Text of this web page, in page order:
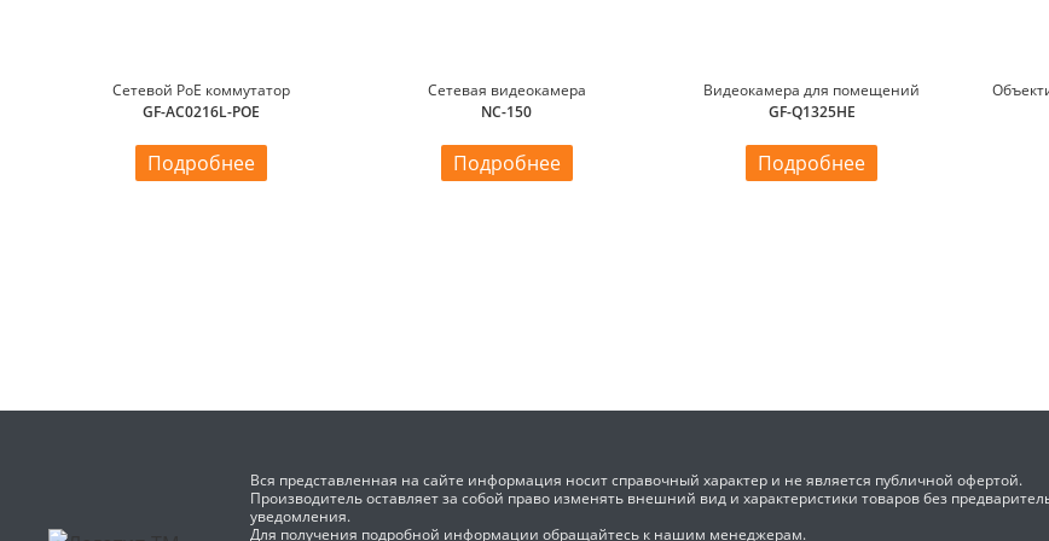
Сетевой PoE коммутатор
GF-AC0216L-POE
Подробнее
Сетевая видеокамера
NC-150
Подробнее
Видеокамера для помещений
GF-Q1325HE
Подробнее
Вся представленная на сайте информация носит справочный характер и не является публичной офертой.
Производитель оставляет за собой право изменять внешний вид и характеристики товаров без
уведомления.
Для получения подробной информации обращайтесь к нашим менеджерам.